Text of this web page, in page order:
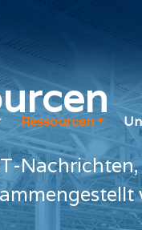
Ressourcen